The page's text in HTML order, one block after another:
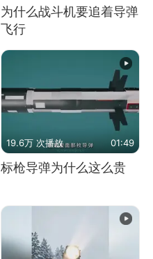
为什么战斗机要追着导弹
飞行
19.6万 次播放 01:49
标枪导弹为什么这么贵